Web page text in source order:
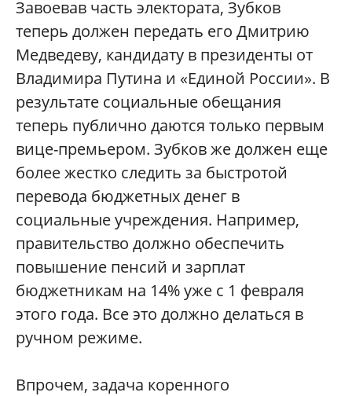
Завоевав часть электората, Зубков
теперь должен передать его Дмитрию
Медведеву, кандидату в президенты от
Владимира Путина и «Единой России». В
результате социальные обещания
теперь публично даются только первым
вице-премьером. Зубков же должен еще
более жестко следить за быстротой
перевода бюджетных денег в
социальные учреждения. Например,
правительство должно обеспечить
повышение пенсий и зарплат
бюджетникам на 14% уже с 1 февраля
этого года. Все это должно делаться в
ручном режиме.
Впрочем, задача коренного